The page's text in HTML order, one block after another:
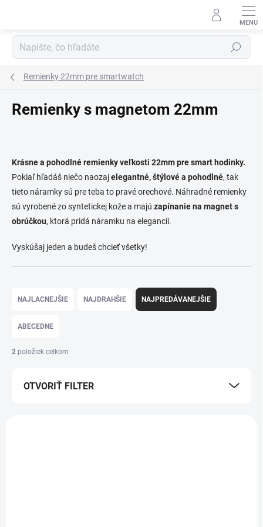
Hľadať
Remienky 22mm pre smartwatch
Remienky s magnetom 22mm
Krásne a pohodlné remienky veľkosti 22mm presmart hodinky.
Pokiaľ hľadáš niečo naozajelegantné, štýlové a pohodlné, tak
tieto náramky sú pre teba to pravé orechové. Náhradné remienky
sú vyrobené zo syntetickej kože a majú zapínanie na magnet s
obrúčkou, ktorá pridá náramku na elegancii.
Vyskúšaj jeden a budeš chcieť všetky!
NAJLACNEJŠIE NAJDRAHŠIE NAJPREDÁVANEJŠIE
ABECEDNE
2 položiek celkom
OTVORIŤ FILTER